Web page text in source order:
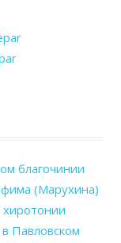
благочинии
(Марухина)
Павловском